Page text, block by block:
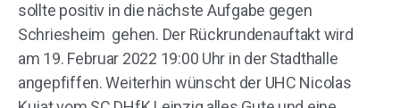
sollte positiv in die nächste Aufgabe gegen
Schriesheim gehen. Der Rückrundenauftakt wird
am 19. Februar 2022 19:00 Uhr in der Stadthalle
angepfiffen. Weiterhin wünscht der UHC Nicolas